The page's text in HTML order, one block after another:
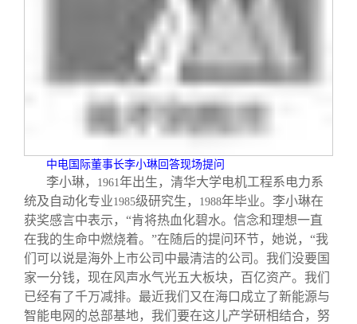
中电国际董事长李小琳回答现场提问
李小琳， 1961年出生，清华大学电机工程系电力系
统及自动化专业1985级研究生， 1988年毕业。李小琳在
获奖感言中表示，“肯将热血化碧水。信念和理想一直
在我的生命中燃烧着。”在随后的提问环节，她说，“我
们可以说是海外上市公司中最清洁的公司。我们没要国
家一分钱，现在风声水气光五大板块，百亿资产。我们
已经有了千万减排。最近我们又在海口成立了新能源与
智能电网的总部基地，我们要在这儿产学研相结合，努